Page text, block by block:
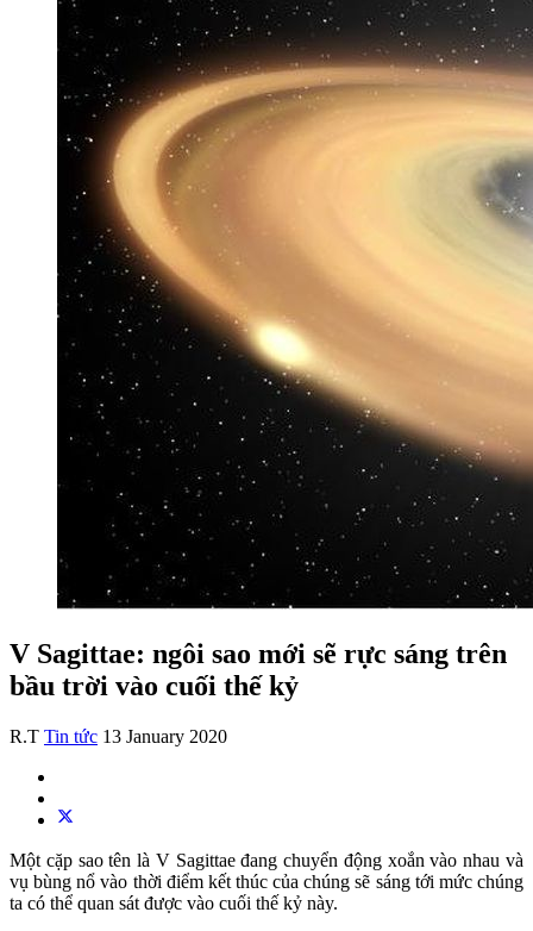
V Sagittae: ngôi sao mới sẽ rực sáng trên
bầu trời vào cuối thế kỷ
R.T Tin tức 13 January 2020
Một cặp sao tên là V Sagittae đang chuyển động xoắn vào nhau và
vụ bùng nổ vào thời điểm kết thúc của chúng sẽ sáng tới mức chúng
ta có thể quan sát được vào cuối thế kỷ này.